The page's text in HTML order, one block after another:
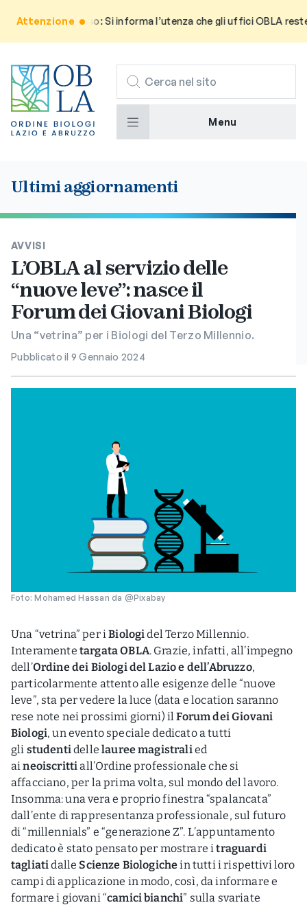
AttenzioneAvviso: Si informa l’utenza che gli uffici OBLA
CERCA
Menu
Ultimi aggiornamenti
AVVISI
L’OBLA al servizio delle
“nuove leve”: nasce il
Forum dei Giovani Biologi
Una “vetrina” per i Biologi del Terzo Millennio.
Pubblicato il 9 Gennaio 2024
Foto: Mohamed Hassan da @Pixabay
Una “vetrina” per iBiologidel Terzo Millennio.
Interamente targata OBLA. Grazie, infatti, all’impegno
dell’Ordine dei Biologi del Lazio e dell’Abruzzo,
particolarmente attento alle esigenze delle “nuove
leve”, sta per vedere la luce (data e location saranno
rese note nei prossimi giorni) ilForum dei Giovani
Biologi, un evento speciale dedicato a tutti
gli studentidellelauree magistralied
aineoiscrittiall’Ordine professionale che si
affacciano, per la prima volta, sul mondo del lavoro.
Insomma: una vera e proprio finestra “spalancata”
dall’ente di rappresentanza professionale, sul futuro
di “millennials” e “generazione Z”. L’appuntamento
dedicato è stato pensato per mostrare itraguardi
tagliatidalle Scienze Biologichein tutti i rispettivi loro
campi di applicazione in modo, così, da informare e
formare i giovani “camici bianchi” sulla svariate